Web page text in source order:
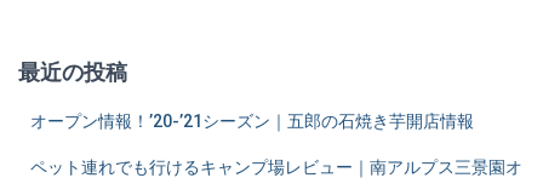
ビ
ゲ
最近の投稿
オープン情報！’20-’21シーズン｜五郎の石焼き芋開店情報
ペット連れでも行けるキャンプ場レビュー｜南アルプス三景園オ